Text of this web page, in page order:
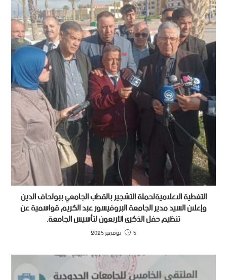
التغطية الاعلاميةلحملة التشجير بالقطب الجامعي ببولحاف الدين
وإعلان السيد مدير الجامعة البروفيسور عبد الكريم قواسمية عن
تنظيم حفل الذكرى الأربعون لتأسيس الجامعة.
5 نوفمبر 2025